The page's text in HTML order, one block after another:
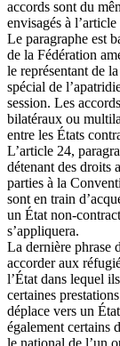
accords sont du
envisagés à
Le paragraphe est
de la Fédération
le représentant de
spécial de
session. Les
bilatéraux ou
entre les États
L’article 24,
détenant des droits
parties à la
sont en train
un État non-
s’appliquera.
La dernière phrase
accorder aux
l’État dans lequel
certaines
déplace vers un
également certains
le national de l’un